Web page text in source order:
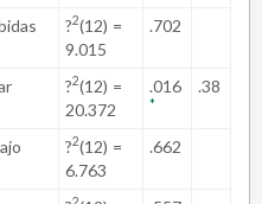
?2(12) =
9.015
.702
?2(12) =
20.372
.016
*
.38
?2(12) =
6.763
.662